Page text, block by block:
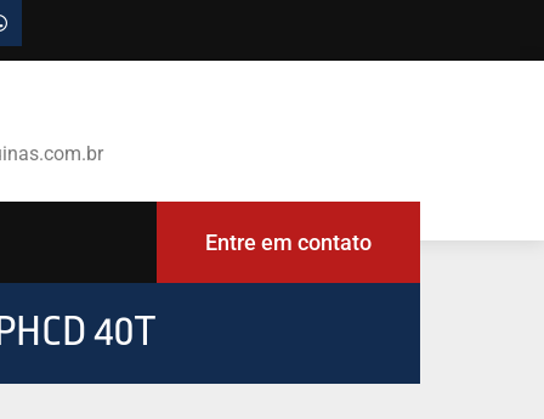
Entre em contato
40T